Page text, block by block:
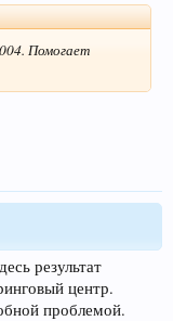
Помогает
результат
центр.
проблемой.